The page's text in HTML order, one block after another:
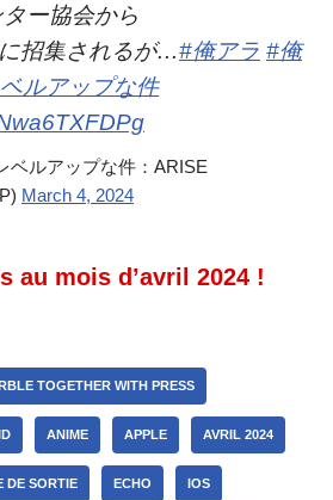
ー協会から
招集されるが…#俺アラ #俺
ルアップな件
ルアップな件：ARISE
March 4, 2024
au mois d’avril 2024 !
TOGETHER WITH PRESS
ANIME APPLE AVRIL 2024
DE SORTIE ECHO IOS